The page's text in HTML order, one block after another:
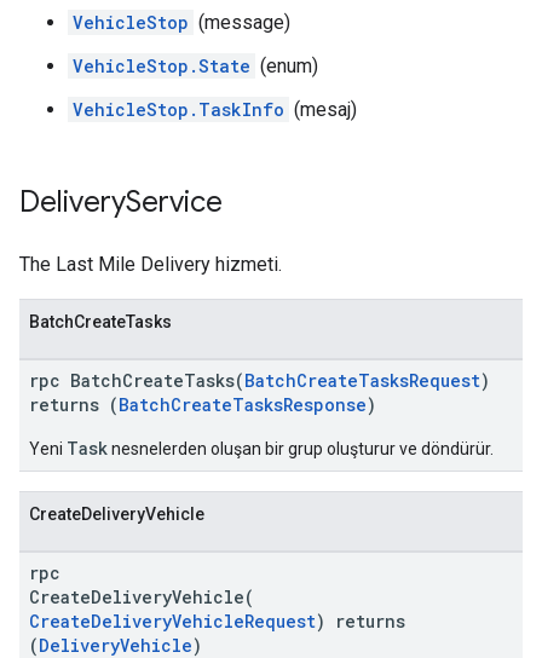
VehicleStop (message)
VehicleStop.State (enum)
VehicleStop.TaskInfo (mesaj)
DeliveryService
The Last Mile Delivery hizmeti.
BatchCreateTasks
rpc BatchCreateTasks(BatchCreateTasksRequest)
returns (BatchCreateTasksResponse)
Yeni Tasknesnelerden oluşan bir grup oluşturur ve döndürür.
CreateDeliveryVehicle
rpc
CreateDeliveryVehicle(
CreateDeliveryVehicleRequest) returns
(DeliveryVehicle)